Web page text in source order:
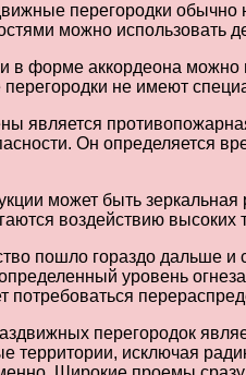
перегородки обычно
можно использовать
в форме аккордеона можно
не имеют
является
Он определяется
может быть
воздействию
пошло гораздо дальше и
уровень
перегородок
территории, исключая